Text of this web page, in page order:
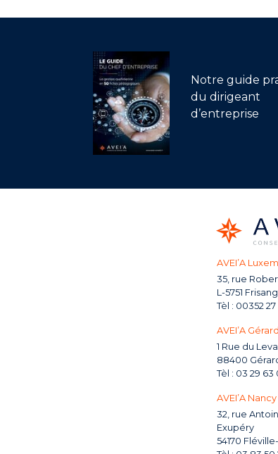
Notre guide
du dirigeant
d’entreprise
AVEI’A
35, rue
L-5751
00352
AVEI’A
1 Rue du
88400
03 29 63
AVEI’A Nancy
32, rue
Exupéry
54170